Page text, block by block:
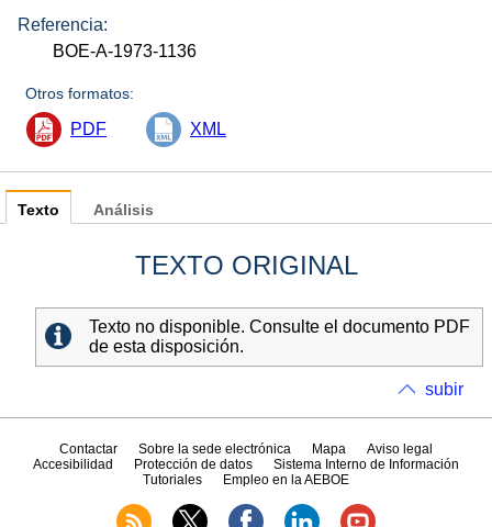
Referencia:
BOE-A-1973-1136
Otros formatos:
PDF XML
Texto
TEXTO ORIGINAL
Texto no disponible. Consulte el documento PDF
de esta disposición.
Análisis
subir
Contactar Sobre la sede electrónica Mapa
Aviso legal
Accesibilidad
Protección de datos
Sistema Interno de Información
Tutoriales
Empleo en la AEBOE